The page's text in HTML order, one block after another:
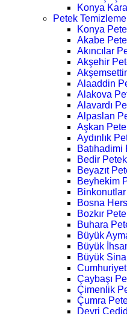
Konya
Petek Temizleme
Konya
Akabe
Akıncılar
Akşehir
Alaaddin
Alakova
Alavardı
Alpaslan
Aşkan
Aydınlık
Bedir
Beyazıt
Beyhekim
Bosna
Bozkır
Buhara
Büyük
Büyük
Büyük
Çaybaşı
Çimenlik
Çumra
Devri